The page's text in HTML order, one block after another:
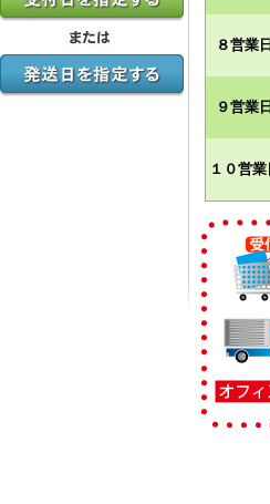
８営業日
９営業日
１０営業